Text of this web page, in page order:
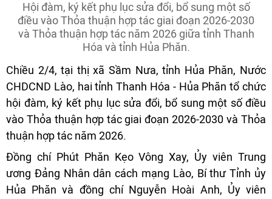
Hội đàm, ký kết phụ lục sửa đổi, bổ sung một số
điều vào Thỏa thuận hợp tác giai đoạn 2026-2030
và Thỏa thuận hợp tác năm 2026 giữa tỉnh Thanh
Hóa và tỉnh Hủa Phăn.
Chiều 2/4, tại thị xã Sầm Nưa, tỉnh Hủa Phăn, Nước
CHDCND Lào, hai tỉnh Thanh Hóa - Hủa Phăn tổ chức
hội đàm, ký kết phụ lục sửa đổi, bổ sung một số điều
vào Thỏa thuận hợp tác giai đoạn 2026-2030 và Thỏa
thuận hợp tác năm 2026.
Đồng chí Phút Phăn Kẹo Vông Xay, Ủy viên Trung
ương Đảng Nhân dân cách mạng Lào, Bí thư Tỉnh ủy
Hủa Phăn và đồng chí Nguyễn Hoài Anh, Ủy viên